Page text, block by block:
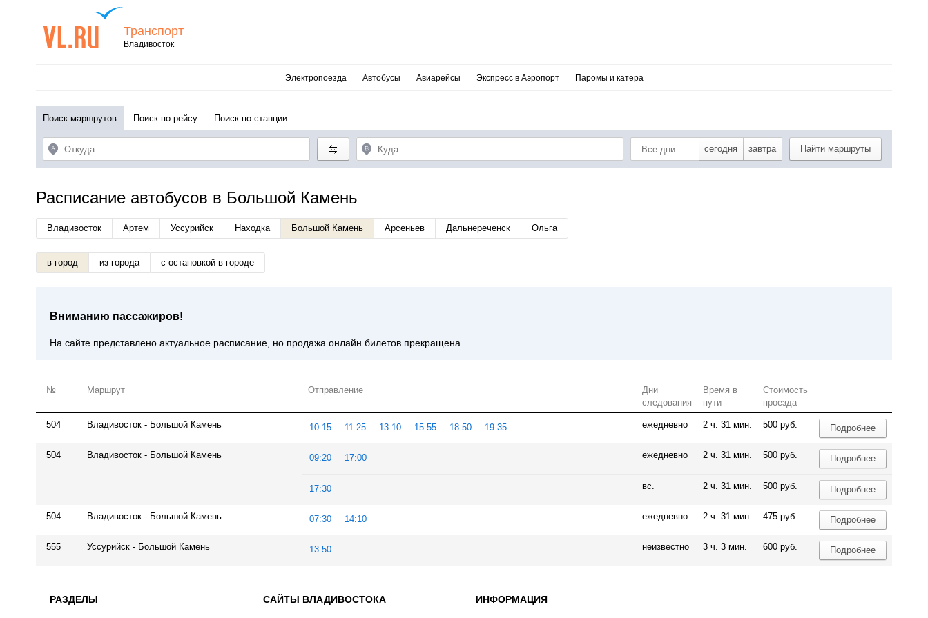
Транспорт
Владивосток
Электропоезда Автобусы Авиарейсы Экспресс в Аэропорт Паромы и катера
Поиск маршрутов Поиск по рейсу Поиск по станции
сегодня завтра Найти маршруты
Расписание автобусов в Большой Камень
Владивосток Артем Уссурийск Находка Большой Камень Арсеньев Дальнереченск Ольга
в город из города с остановкой в городе
Вниманию пассажиров!
На сайте представлено актуальное расписание, но продажа онлайн билетов прекращена.
№ Маршрут Отправление
Дни
следования
Время в
пути
Стоимость
проезда
504 Владивосток - Большой Камень 10:15 11:25 13:10 15:55 18:50 19:35 ежедневно 2 ч. 31 мин. 500 руб. Подробнее
504 Владивосток - Большой Камень 09:20 17:00 ежедневно 2 ч. 31 мин. 500 руб. Подробнее
17:30 вс. 2 ч. 31 мин. 500 руб. Подробнее
504 Владивосток - Большой Камень 07:30 14:10 ежедневно 2 ч. 31 мин. 475 руб. Подробнее
555 Уссурийск - Большой Камень 13:50 неизвестно 3 ч. 3 мин. 600 руб. Подробнее
РАЗДЕЛЫ САЙТЫ ВЛАДИВОСТОКА ИНФОРМАЦИЯ